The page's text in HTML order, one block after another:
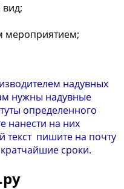
мероприятием;
надувных
нужны надувные
определенного
нанести на них
пишите на почту
сроки.